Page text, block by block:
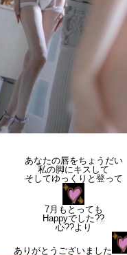
あなたの唇をちょうだい
私の脚にキスして
そしてゆっくりと登って
7月もとっても
Happyでした??
心??より
ありがとうございました